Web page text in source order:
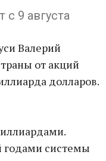
с 9 августа
Валерий
от акций
долларов.
годами системы